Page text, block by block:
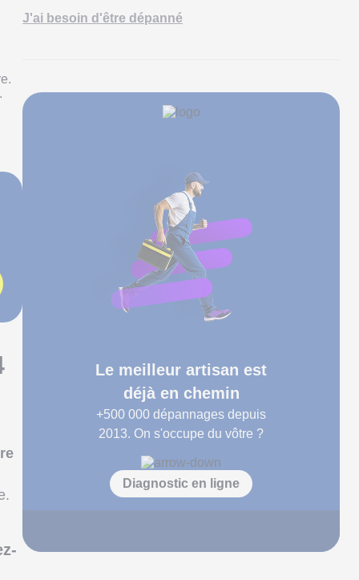
J'ai besoin d'être dépanné
Le meilleur artisan est
déjà en chemin
+500 000 dépannages depuis
2013. On s'occupe du vôtre ?
Diagnostic en ligne